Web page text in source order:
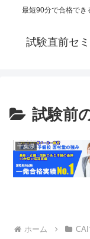
最短90分で合格でき
試験直前セ
試験前
千葉県
ホーム CAI